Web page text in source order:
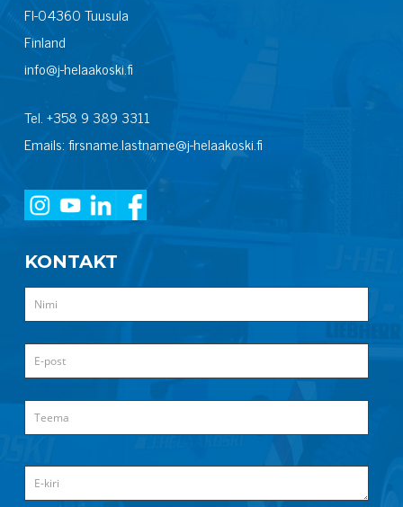
FI-04360 Tuusula
Finland
info@j-helaakoski.fi
Tel. +358 9 389 3311
Emails: firsname.lastname@j-helaakoski.fi
KONTAKT